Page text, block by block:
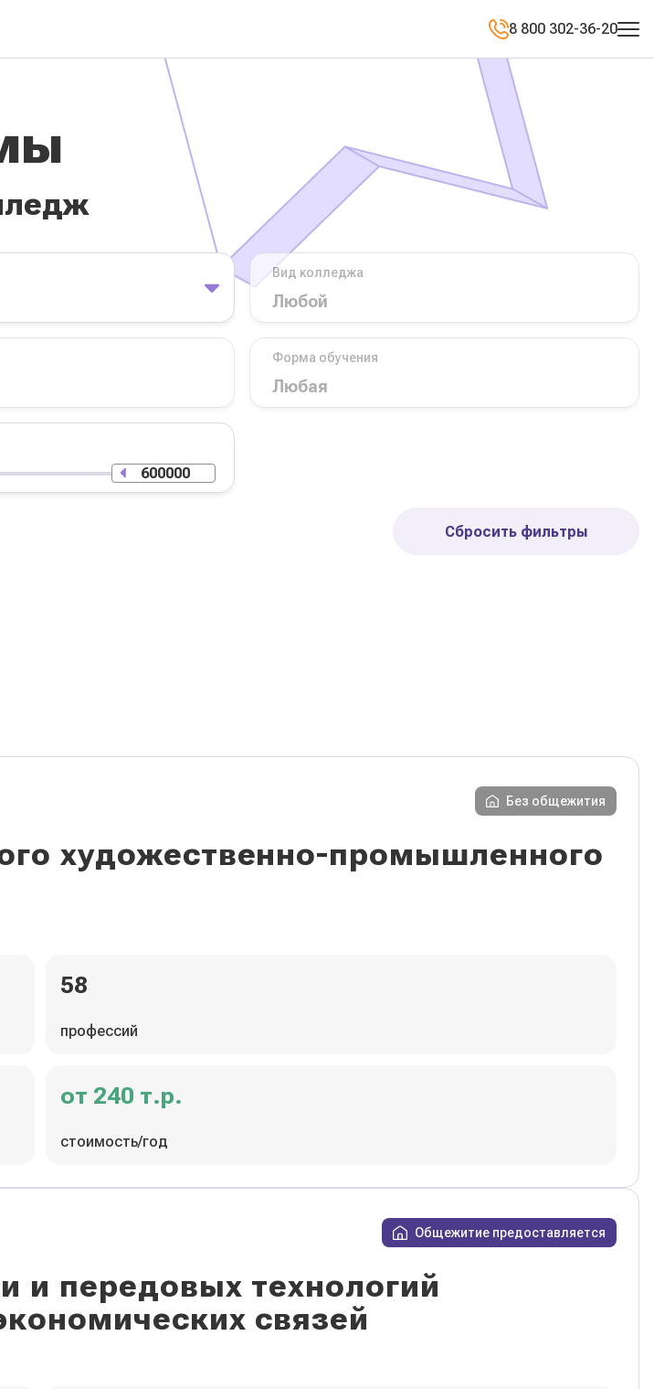
8 800 302-36-20
Вид колледжа
Форма обучения
Сбросить фильтры
Без общежития
художественно-промышленного
58
профессий
от 240 т.р.
стоимость/год
Общежитие предоставляется
и передовых технологий
связей